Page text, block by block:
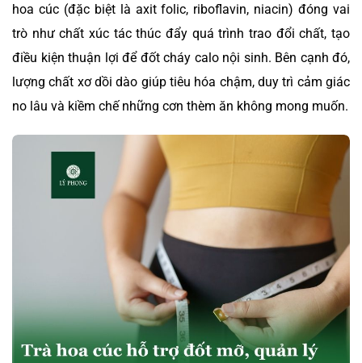
hoa cúc (đặc biệt là axit folic, riboflavin, niacin) đóng vai
trò như chất xúc tác thúc đẩy quá trình trao đổi chất, tạo
điều kiện thuận lợi để đốt cháy calo nội sinh. Bên cạnh đó,
lượng chất xơ dồi dào giúp tiêu hóa chậm, duy trì cảm giác
no lâu và kiềm chế những cơn thèm ăn không mong muốn.